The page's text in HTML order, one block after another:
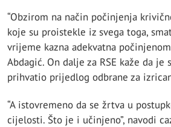
“Obzirom na način počinjenja
koje su proistekle iz svega toga,
vrijeme kazna adekvatna
Abdagić. On dalje za RSE kaže da je
prihvatio prijedlog odbrane za
“A istovremeno da se žrtva u
cijelosti. Što je i učinjeno”, navodi